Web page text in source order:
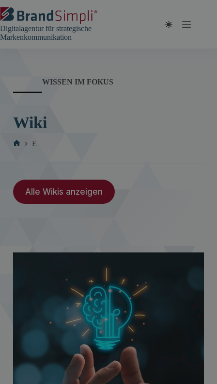
Inhalt
springen
Digitalagentur für strategische
Markenkommunikation
WISSEN IM FOKUS
Wiki
E
Alle Wikis anzeigen